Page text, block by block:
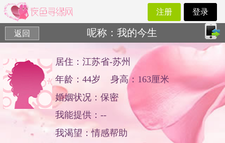
注册 登录
返回
返回 呢称：我的今生
居住：江苏省-苏州
年龄：44岁
身高：163厘米
婚姻状况：保密
我能提供：--
我渴望：情感帮助